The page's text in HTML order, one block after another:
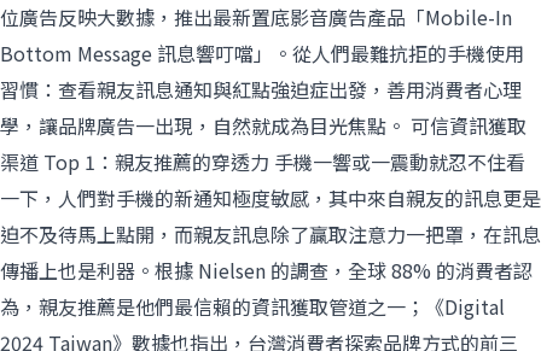
位廣告反映大數據，推出最新置底影音廣告產品「Mobile-In
Bottom Message 訊息響叮噹」。從人們最難抗拒的手機使用
習慣：查看親友訊息通知與紅點強迫症出發，善用消費者心理
學，讓品牌廣告一出現，自然就成為目光焦點。 可信資訊獲取
渠道 Top 1：親友推薦的穿透力 手機一響或一震動就忍不住看
一下，人們對手機的新通知極度敏感，其中來自親友的訊息更是
迫不及待馬上點開，而親友訊息除了贏取注意力一把罩，在訊息
傳播上也是利器。根據 Nielsen 的調查，全球 88% 的消費者認
為，親友推薦是他們最信賴的資訊獲取管道之一；《Digital
2024 Taiwan》數據也指出，台灣消費者探索品牌方式的前三